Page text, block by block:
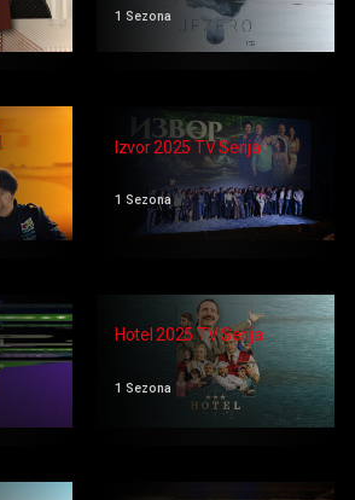
1 Sezona
Izvor 2025 TV Serija
1 Sezona
Hotel 2025 TV Serija
1 Sezona